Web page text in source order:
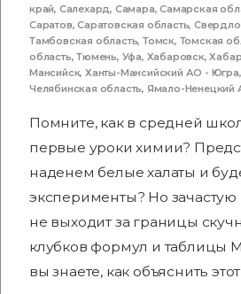
край, Салехард, Самара,Самарская
Саратов,Саратовская область,
Тамбовская область,Томск, Томская
область,Тюмень, Уфа, Хабаровск,
Мансийск,Ханты-Мансийский АО - Югра
Челябинская область, Ямало-Ненецкий
Помните, как в средней
первые уроки химии?
наденем белые халаты и
эксперименты? Но
не выходит за границы
клубков формул и таблицы
вы знаете, как объяснить